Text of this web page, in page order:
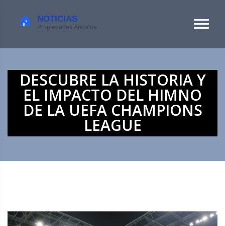
DESCUBRE LA HISTORIA Y
EL IMPACTO DEL HIMNO
DE LA UEFA CHAMPIONS
LEAGUE